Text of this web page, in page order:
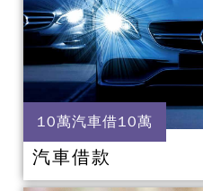
10萬汽車借10萬
汽車借款